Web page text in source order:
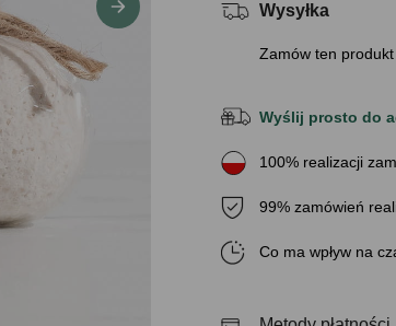
Wysyłka
Zamów ten
Wyślij prosto do
100% realizacji
99% zamówień
Co ma wpływ na